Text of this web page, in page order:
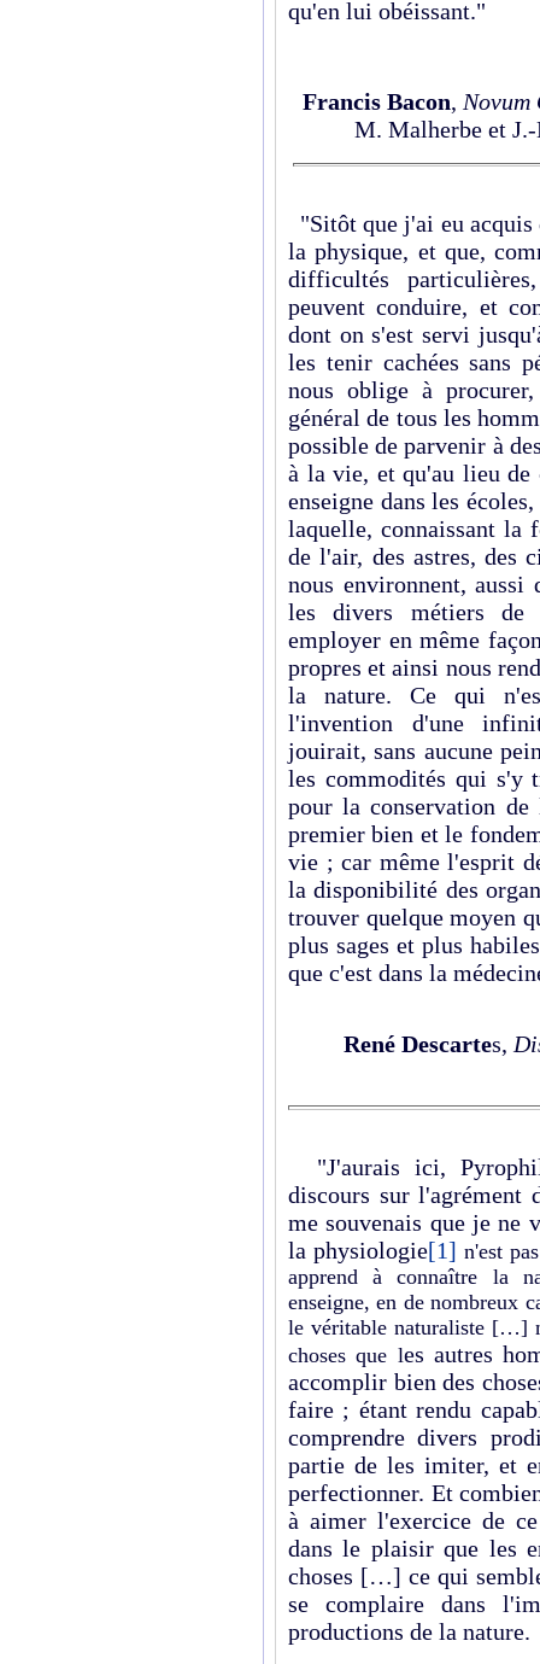
qu'en lui obéissant."
Francis Bacon, Novum
M. Malherbe et J.-
"Sitôt que j'ai eu acquis
la physique, et que,
difficultés
peuvent conduire, et
dont on s'est servi
les tenir cachées sans
nous oblige à
général de tous les
possible de parvenir à
à la vie, et qu'au lieu de
enseigne dans les
laquelle, connaissant la
de l'air, des astres, des
nous environnent, aussi
les divers métiers de
employer en même
propres et ainsi nous
la nature. Ce qui
l'invention d'une
jouirait, sans aucune
les commodités qui s'y
pour la conservation de
premier bien et le
vie ; car même l'esprit
la disponibilité des
trouver quelque moyen
plus sages et plus
que c'est dans la
René Descartes,
"J'aurais ici,
discours sur l'agrément
me souvenais que je ne
la physiologie[1] n'est
apprend à connaître la
enseigne, en de nombreux
le véritable naturaliste […]
choses que les autres
accomplir bien des
faire ; étant rendu
comprendre divers
partie de les imiter, et
perfectionner. Et
à aimer l'exercice de
dans le plaisir que les
choses […] ce qui
se complaire dans
productions de la nature.